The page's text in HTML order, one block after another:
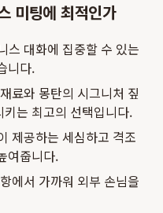
미팅에 최적인가
스 대화에 집중할 수 있는
니다.
료와 몽탄의 시그니처 짚
는 최고의 선택입니다.
제공하는 세심하고 격조
여줍니다.
에서 가까워 외부 손님을